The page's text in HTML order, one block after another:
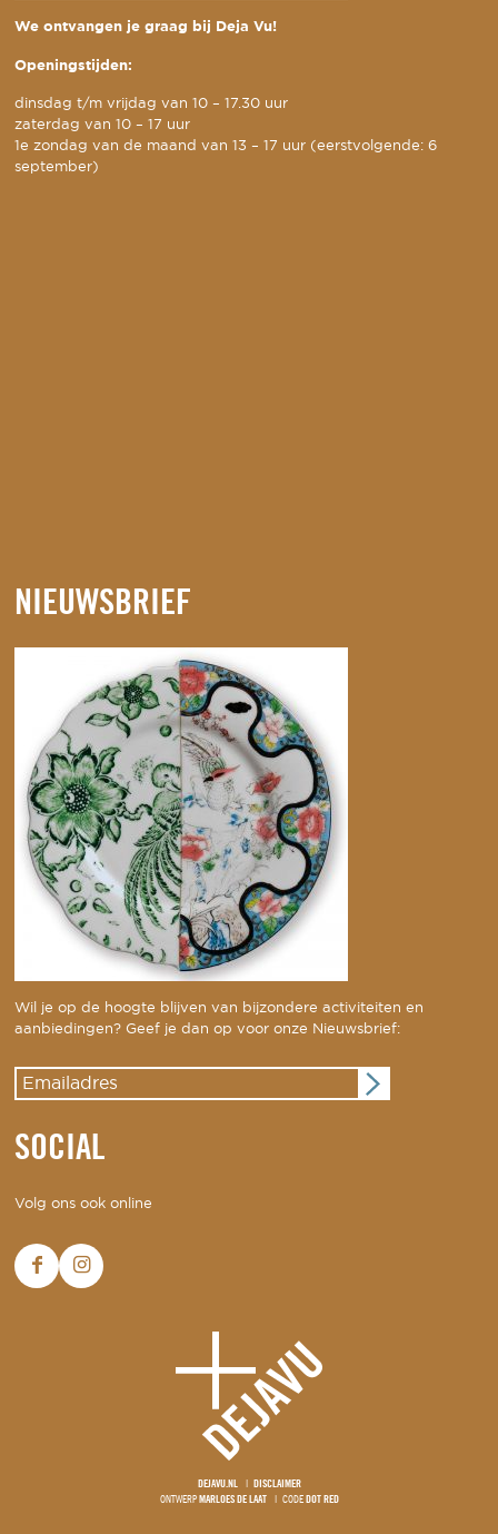
We ontvangen je graag bij Deja Vu!
Openingstijden:
dinsdag t/m vrijdag van 10 – 17.30 uur
zaterdag van 10 – 17 uur
1e zondag van de maand van 13 – 17 uur (eerstvolgende: 6
september)
NIEUWSBRIEF
Wil je op de hoogte blijven van bijzondere activiteiten en
aanbiedingen? Geef je dan op voor onze Nieuwsbrief:
SOCIAL
Volg ons ook online
DEJAVU.NL
DISCLAIMER
ONTWERP MARLOES DE LAAT CODE DOT RED